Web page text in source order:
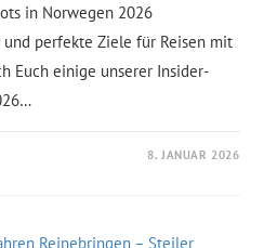
in Norwegen 2026
perfekte Ziele für Reisen mit
Euch einige unserer Insider-
8. JANUAR 2026